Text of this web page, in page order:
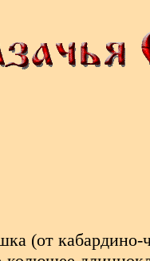
(от кабардино-